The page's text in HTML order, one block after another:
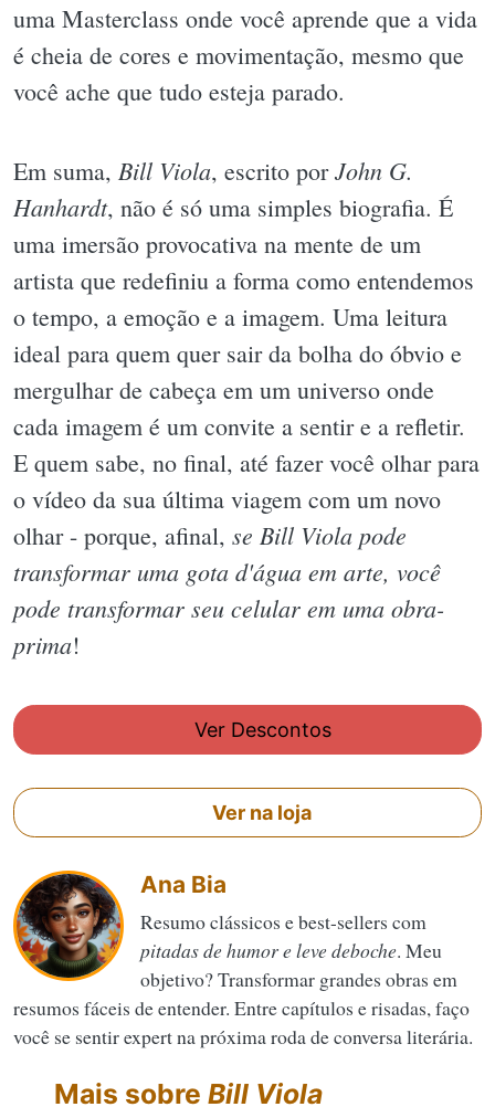
uma Masterclass onde você aprende que a vida
é cheia de cores e movimentação, mesmo que
você ache que tudo esteja parado.
Em suma, Bill Viola, escrito porJohn G.
Hanhardt, não é só uma simples biografia. É
uma imersão provocativa na mente de um
artista que redefiniu a forma como entendemos
o tempo, a emoção e a imagem. Uma leitura
ideal para quem quer sair da bolha do óbvio e
mergulhar de cabeça em um universo onde
cada imagem é um convite a sentir e a refletir.
E quem sabe, no final, até fazer você olhar para
o vídeo da sua última viagem com um novo
olhar - porque, afinal, se Bill Viola pode
transformar uma gota d'água em arte, você
pode transformar seu celular em uma obra-
prima!
Ver Descontos
Ver na loja
Ana Bia
Resumo clássicos e best-sellers com
pitadas de humor e leve deboche. Meu
objetivo? Transformar grandes obras em
resumos fáceis de entender. Entre capítulos e risadas, faço
você se sentir expert na próxima roda de conversa literária.
Mais sobre Bill Viola